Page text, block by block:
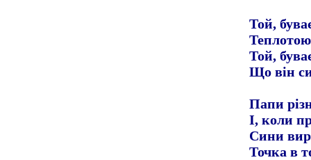
Той,
Той,
Що він
Папи
І, коли
Сини
Точка в